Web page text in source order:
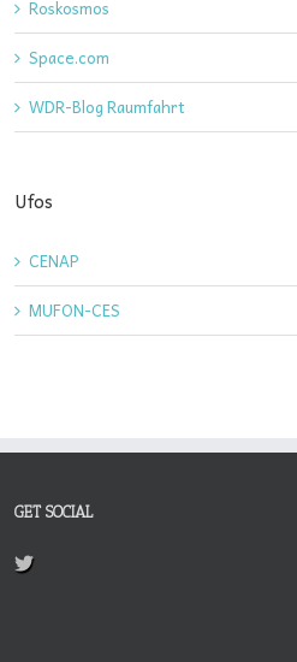
Roskosmos
Space.com
WDR-Blog Raumfahrt
Ufos
CENAP
MUFON-CES
GET SOCIAL